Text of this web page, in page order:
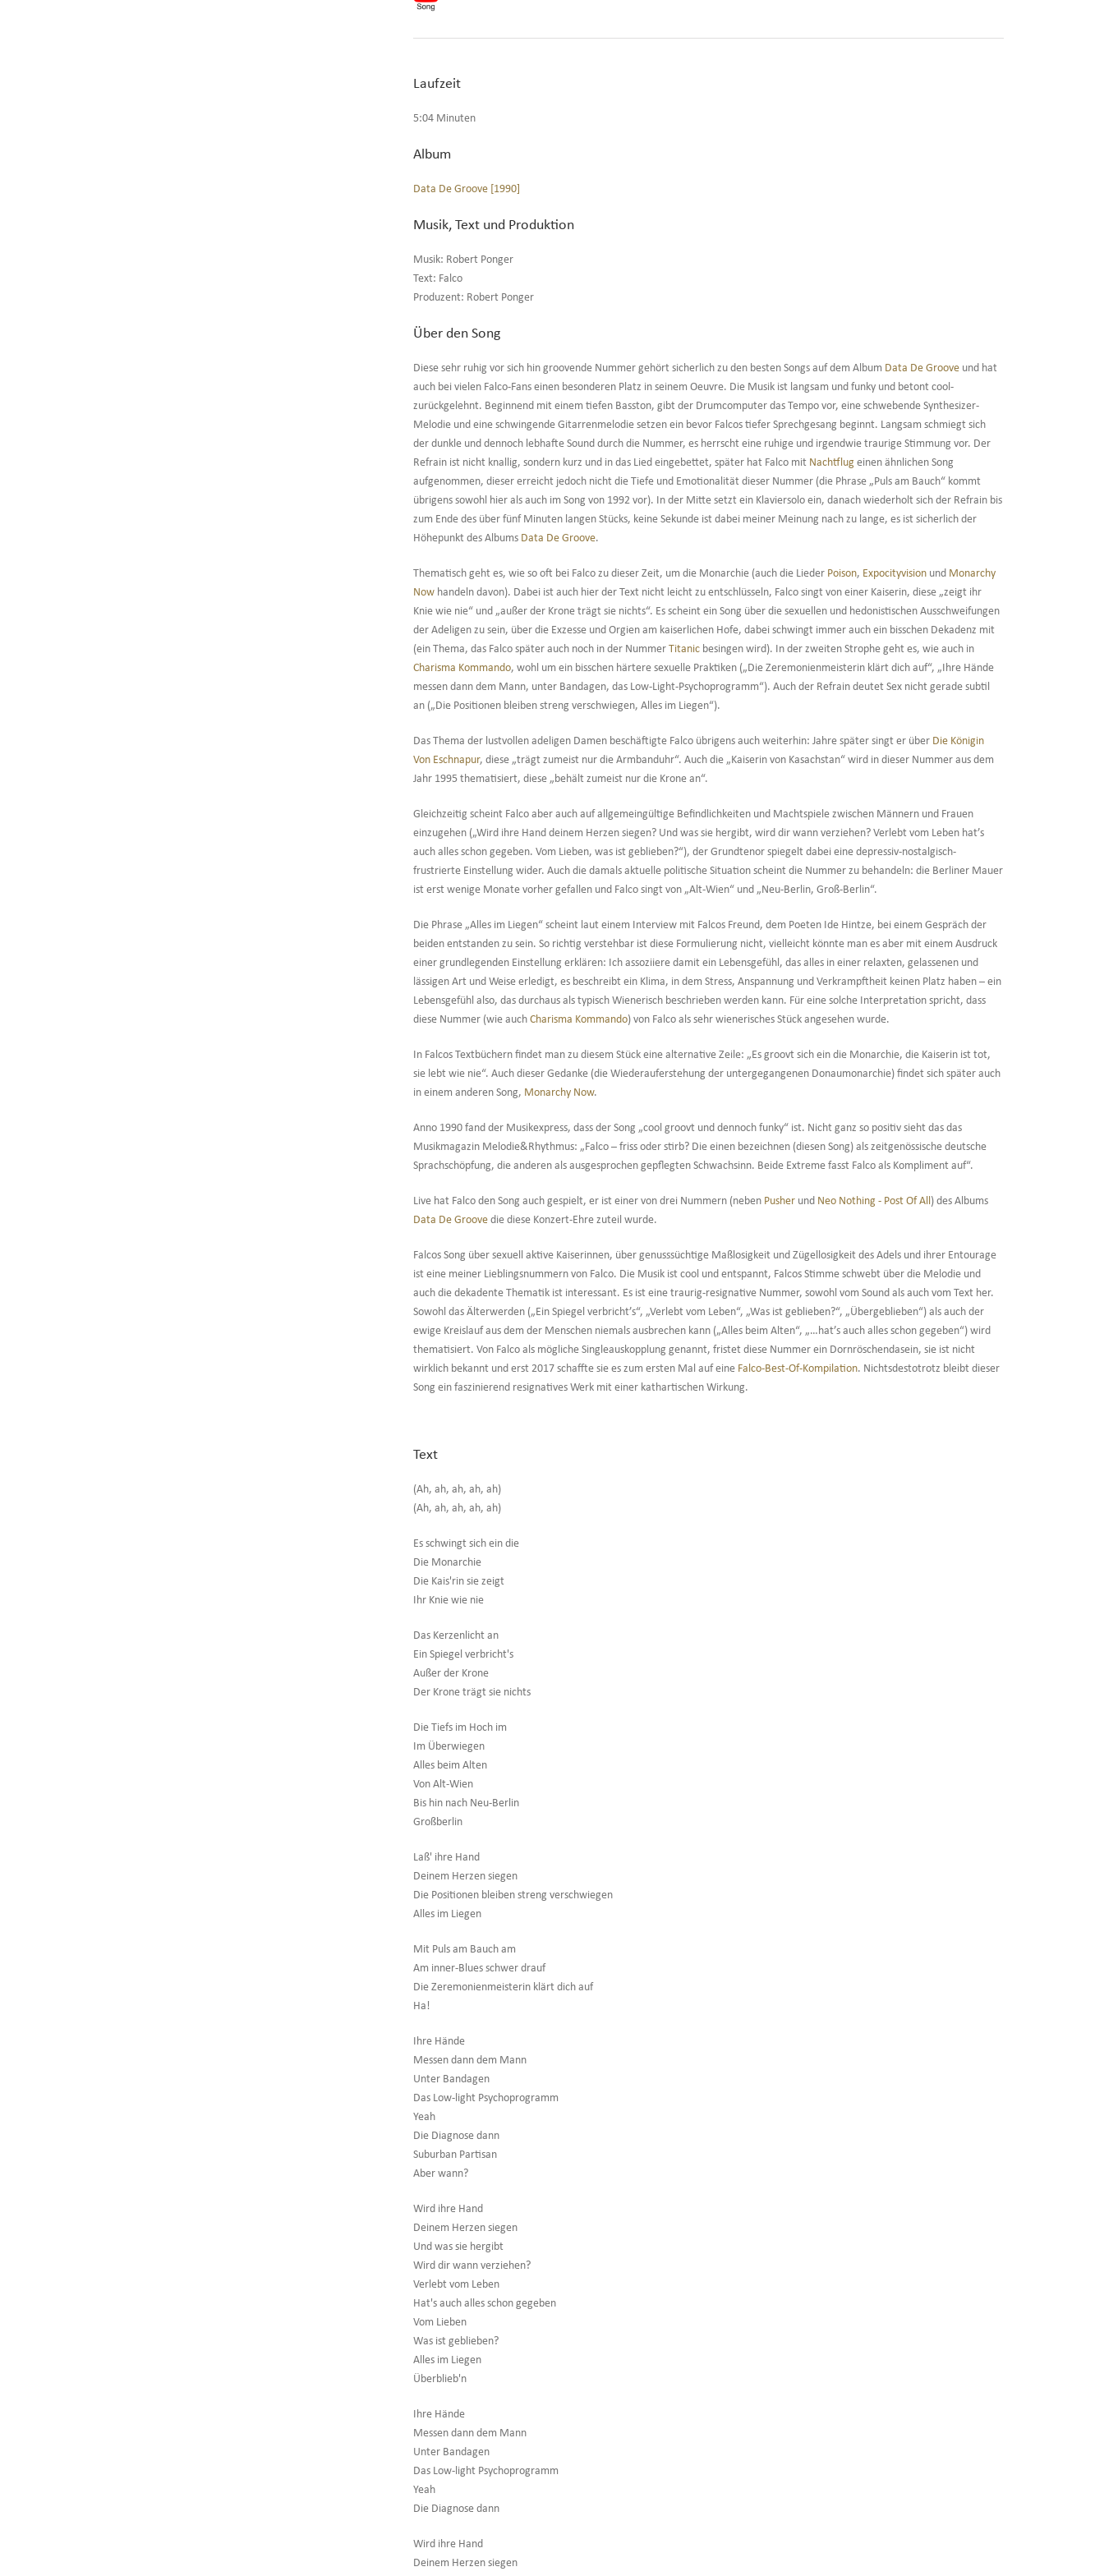
Laufzeit
5:04 Minuten
Album
Data De Groove [1990]
Musik, Text und Produktion
Musik: Robert Ponger
Text: Falco
Produzent: Robert Ponger
Über den Song
Diese sehr ruhig vor sich hin groovende Nummer gehört sicherlich zu den besten Songs auf dem Album Data De Groove und hat
auch bei vielen Falco-Fans einen besonderen Platz in seinem Oeuvre. Die Musik ist langsam und funky und betont cool-
zurückgelehnt. Beginnend mit einem tiefen Basston, gibt der Drumcomputer das Tempo vor, eine schwebende Synthesizer-
Melodie und eine schwingende Gitarrenmelodie setzen ein bevor Falcos tiefer Sprechgesang beginnt. Langsam schmiegt sich
der dunkle und dennoch lebhafte Sound durch die Nummer, es herrscht eine ruhige und irgendwie traurige Stimmung vor. Der
Refrain ist nicht knallig, sondern kurz und in das Lied eingebettet, später hat Falco mit Nachtflug einen ähnlichen Song
aufgenommen, dieser erreicht jedoch nicht die Tiefe und Emotionalität dieser Nummer (die Phrase „Puls am Bauch“ kommt
übrigens sowohl hier als auch im Song von 1992 vor). In der Mitte setzt ein Klaviersolo ein, danach wiederholt sich der Refrain bis
zum Ende des über fünf Minuten langen Stücks, keine Sekunde ist dabei meiner Meinung nach zu lange, es ist sicherlich der
Höhepunkt des Albums Data De Groove.
Thematisch geht es, wie so oft bei Falco zu dieser Zeit, um die Monarchie (auch die Lieder Poison, Expocityvision und Monarchy
Now handeln davon). Dabei ist auch hier der Text nicht leicht zu entschlüsseln, Falco singt von einer Kaiserin, diese „zeigt ihr
Knie wie nie“ und „außer der Krone trägt sie nichts“. Es scheint ein Song über die sexuellen und hedonistischen Ausschweifungen
der Adeligen zu sein, über die Exzesse und Orgien am kaiserlichen Hofe, dabei schwingt immer auch ein bisschen Dekadenz mit
(ein Thema, das Falco später auch noch in der NummerTitanic besingen wird). In der zweiten Strophe geht es, wie auch in
Charisma Kommando, wohl um ein bisschen härtere sexuelle Praktiken („Die Zeremonienmeisterin klärt dich auf“, „Ihre Hände
messen dann dem Mann, unter Bandagen, das Low-Light-Psychoprogramm“). Auch der Refrain deutet Sex nicht gerade subtil
an („Die Positionen bleiben streng verschwiegen, Alles im Liegen“).
Das Thema der lustvollen adeligen Damen beschäftigte Falco übrigens auch weiterhin: Jahre später singt er über Die Königin
Von Eschnapur, diese „trägt zumeist nur die Armbanduhr“. Auch die „Kaiserin von Kasachstan“ wird in dieser Nummer aus dem
Jahr 1995 thematisiert, diese „behält zumeist nur die Krone an“.
Gleichzeitig scheint Falco aber auch auf allgemeingültige Befindlichkeiten und Machtspiele zwischen Männern und Frauen
einzugehen („Wird ihre Hand deinem Herzen siegen? Und was sie hergibt, wird dir wann verziehen? Verlebt vom Leben hat’s
auch alles schon gegeben. Vom Lieben, was ist geblieben?“), der Grundtenor spiegelt dabei eine depressiv-nostalgisch-
frustrierte Einstellung wider. Auch die damals aktuelle politische Situation scheint die Nummer zu behandeln: die Berliner Mauer
ist erst wenige Monate vorher gefallen und Falco singt von „Alt-Wien“ und „Neu-Berlin, Groß-Berlin“.
Die Phrase „Alles im Liegen“ scheint laut einem Interview mit Falcos Freund, dem Poeten Ide Hintze, bei einem Gespräch der
beiden entstanden zu sein. So richtig verstehbar ist diese Formulierung nicht, vielleicht könnte man es aber mit einem Ausdruck
einer grundlegenden Einstellung erklären: Ich assoziiere damit ein Lebensgefühl, das alles in einer relaxten, gelassenen und
lässigen Art und Weise erledigt, es beschreibt ein Klima, in dem Stress, Anspannung und Verkrampftheit keinen Platz haben – ein
Lebensgefühl also, das durchaus als typisch Wienerisch beschrieben werden kann. Für eine solche Interpretation spricht, dass
diese Nummer (wie auchCharisma Kommando) von Falco als sehr wienerisches Stück angesehen wurde.
In Falcos Textbüchern findet man zu diesem Stück eine alternative Zeile: „Es groovt sich ein die Monarchie, die Kaiserin ist tot,
sie lebt wie nie“. Auch dieser Gedanke (die Wiederauferstehung der untergegangenen Donaumonarchie) findet sich später auch
in einem anderen Song, Monarchy Now.
Anno 1990 fand der Musikexpress, dass der Song „cool groovt und dennoch funky“ ist. Nicht ganz so positiv sieht das das
Musikmagazin Melodie&Rhythmus: „Falco – friss oder stirb? Die einen bezeichnen (diesen Song) als zeitgenössische deutsche
Sprachschöpfung, die anderen als ausgesprochen gepflegten Schwachsinn. Beide Extreme fasst Falco als Kompliment auf“.
Live hat Falco den Song auch gespielt, er ist einer von drei Nummern (neben Pusher und Neo Nothing - Post Of All) des Albums
Data De Groove die diese Konzert-Ehre zuteil wurde.
Falcos Song über sexuell aktive Kaiserinnen, über genusssüchtige Maßlosigkeit und Zügellosigkeit des Adels und ihrer Entourage
ist eine meiner Lieblingsnummern von Falco. Die Musik ist cool und entspannt, Falcos Stimme schwebt über die Melodie und
auch die dekadente Thematik ist interessant. Es ist eine traurig-resignative Nummer, sowohl vom Sound als auch vom Text her.
Sowohl das Älterwerden („Ein Spiegel verbricht’s“, „Verlebt vom Leben“, „Was ist geblieben?“, „Übergeblieben“) als auch der
ewige Kreislauf aus dem der Menschen niemals ausbrechen kann („Alles beim Alten“, „…hat’s auch alles schon gegeben“) wird
thematisiert. Von Falco als mögliche Singleauskopplung genannt, fristet diese Nummer ein Dornröschendasein, sie ist nicht
wirklich bekannt und erst 2017 schaffte sie es zum ersten Mal auf eine Falco-Best-Of-Kompilation. Nichtsdestotrotz bleibt dieser
Song ein faszinierend resignatives Werk mit einer kathartischen Wirkung.
Text
(Ah, ah, ah, ah, ah)
(Ah, ah, ah, ah, ah)
Es schwingt sich ein die
Die Monarchie
Die Kais'rin sie zeigt
Ihr Knie wie nie
Das Kerzenlicht an
Ein Spiegel verbricht's
Außer der Krone
Der Krone trägt sie nichts
Die Tiefs im Hoch im
Im Überwiegen
Alles beim Alten
Von Alt-Wien
Bis hin nach Neu-Berlin
Großberlin
Laß' ihre Hand
Deinem Herzen siegen
Die Positionen bleiben streng verschwiegen
Alles im Liegen
Mit Puls am Bauch am
Am inner-Blues schwer drauf
Die Zeremonienmeisterin klärt dich auf
Ha!
Ihre Hände
Messen dann dem Mann
Unter Bandagen
Das Low-light Psychoprogramm
Yeah
Die Diagnose dann
Suburban Partisan
Aber wann?
Wird ihre Hand
Deinem Herzen siegen
Und was sie hergibt
Wird dir wann verziehen?
Verlebt vom Leben
Hat's auch alles schon gegeben
Vom Lieben
Was ist geblieben?
Alles im Liegen
Überblieb'n
Ihre Hände
Messen dann dem Mann
Unter Bandagen
Das Low-light Psychoprogramm
Yeah
Die Diagnose dann
Wird ihre Hand
Deinem Herzen siegen